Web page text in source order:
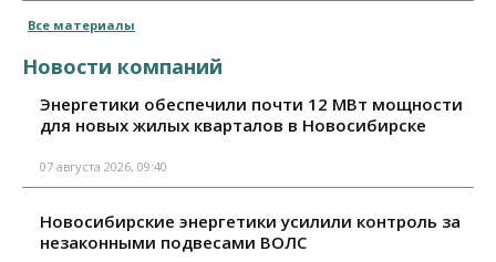
Все материалы
Новости компаний
Энергетики обеспечили почти 12 МВт мощности
для новых жилых кварталов в Новосибирске
07 августа 2026, 09:40
Новосибирские энергетики усилили контроль за
незаконными подвесами ВОЛС